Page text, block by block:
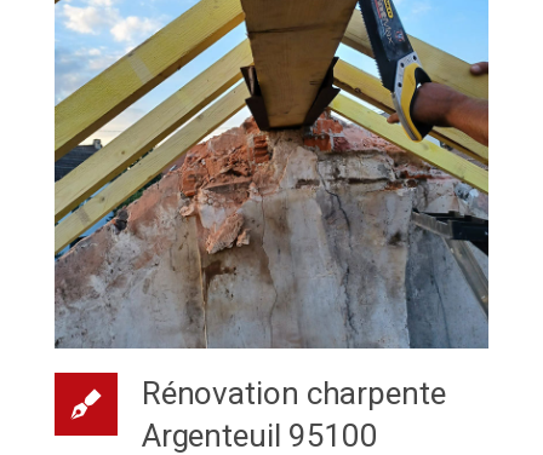
Rénovation charpente
Argenteuil 95100